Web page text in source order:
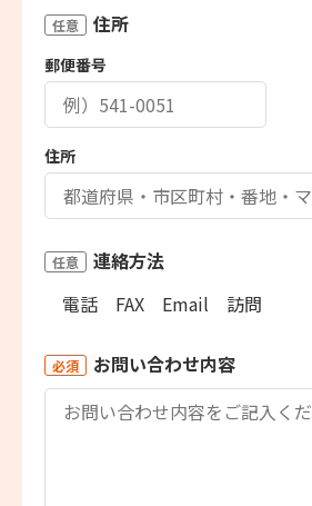
任意 住所
郵便番号
住所
任意
連絡方法
電話
FAX Email 訪問
必須 お問い合わせ内容